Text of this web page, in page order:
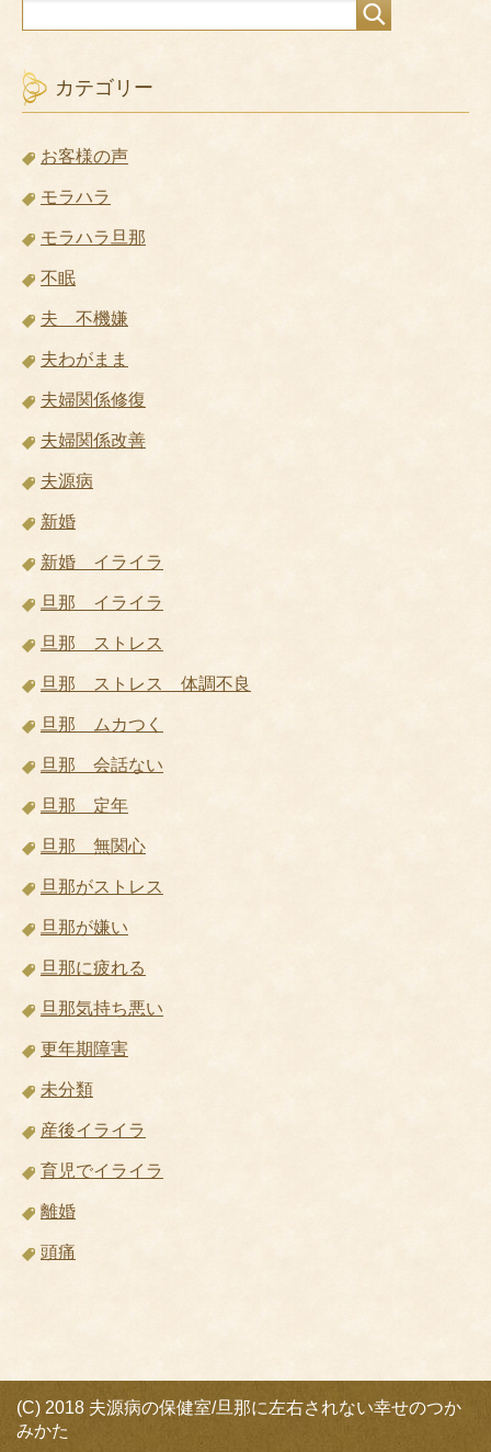
カテゴリー
お客様の声
モラハラ
モラハラ旦那
不眠
夫 不機嫌
夫わがまま
夫婦関係修復
夫婦関係改善
夫源病
新婚
新婚 イライラ
旦那 イライラ
旦那 ストレス
旦那 ストレス 体調不良
旦那 ムカつく
旦那 会話ない
旦那 定年
旦那 無関心
旦那がストレス
旦那が嫌い
旦那に疲れる
旦那気持ち悪い
更年期障害
未分類
産後イライラ
育児でイライラ
離婚
頭痛
(C) 2018 夫源病の保健室/旦那に左右されない幸せのつか
みかた